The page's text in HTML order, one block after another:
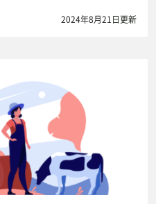
2024年8月21日更新